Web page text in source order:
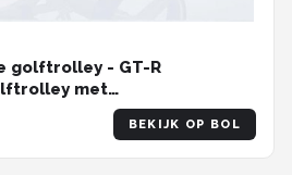
golftrolley - GT-R
met
inclusief 10 accessoires
BEKIJK OP BOL